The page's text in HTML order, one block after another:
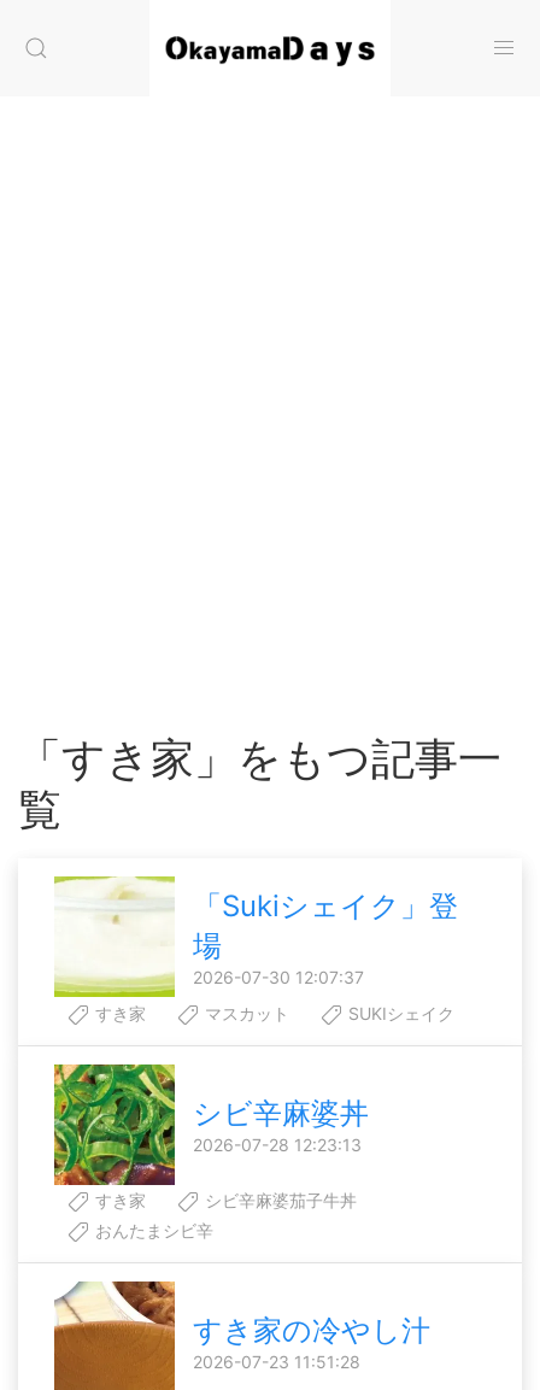
「すき家」をもつ記事一
覧
「Sukiシェイク」登
場
2026-07-30 12:07:37
すき家
マスカット SUKIシェイク
シビ辛麻婆丼
2026-07-28 12:23:13
すき家
シビ辛麻婆茄子牛丼
おんたまシビ辛
すき家の冷やし汁
2026-07-23 11:51:28